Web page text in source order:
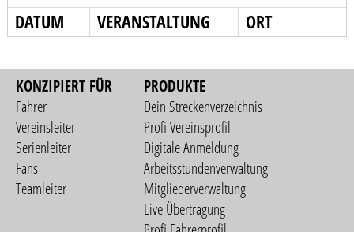
DATUM VERANSTALTUNG ORT
KONZIPIERT FÜR
Fahrer
Vereinsleiter
Serienleiter
Fans
Teamleiter
PRODUKTE
Dein Streckenverzeichnis
Profi Vereinsprofil
Digitale Anmeldung
Arbeitsstundenverwaltung
Mitgliederverwaltung
Live Übertragung